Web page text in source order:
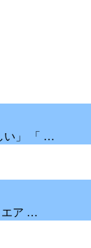
い」 「 …
エア …